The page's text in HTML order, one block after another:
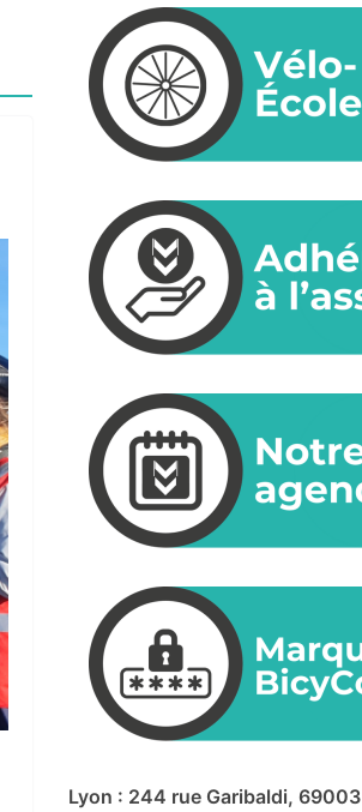
Lyon : 244 rue Garibaldi, 69003